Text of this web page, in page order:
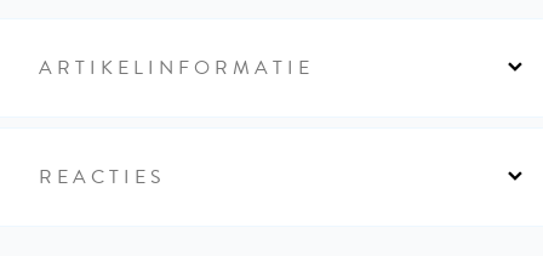
ARTIKELINFORMATIE
REACTIES